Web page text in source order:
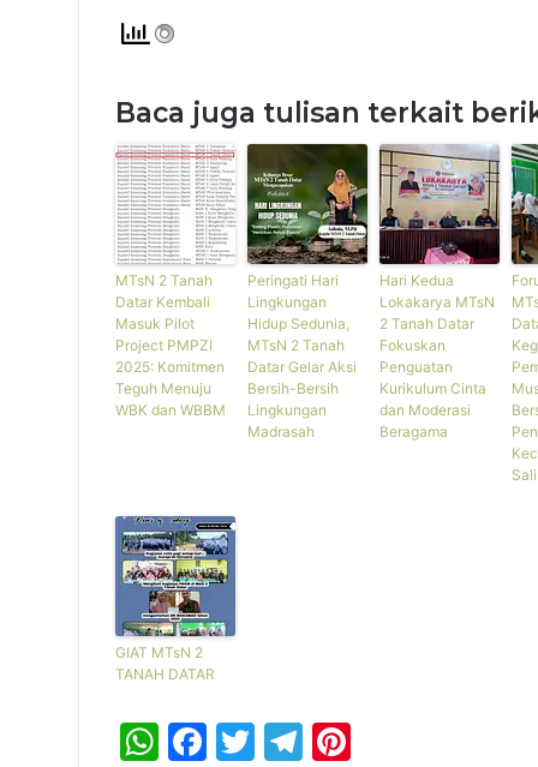
Baca juga tulisan terkait
MTsN 2 Tanah
Datar Kembali
Masuk Pilot
Project PMPZI
2025: Komitmen
Teguh Menuju
WBK dan WBBM
Peringati Hari
Lingkungan
Hidup Sedunia,
MTsN 2 Tanah
Datar Gelar Aksi
Bersih-Bersih
Lingkungan
Madrasah
Hari Kedua
Lokakarya MTsN
2 Tanah Datar
Fokuskan
Penguatan
Kurikulum Cinta
dan Moderasi
Beragama
GIAT MTsN 2
TANAH DATAR
W F
T
T